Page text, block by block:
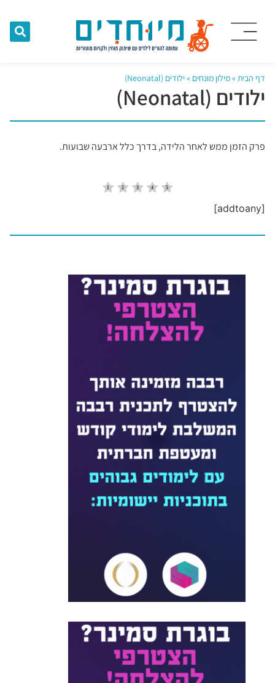
דף הבית »מילון מונחים »ילודים (Neonatal)
ילודים (Neonatal)
פרק הזמן ממש לאחר הלידה, בדרך כלל ארבעה שבועות.
[addtoany]